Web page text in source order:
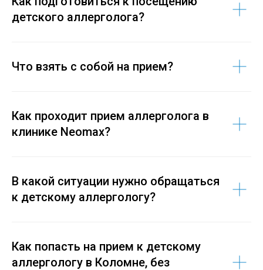
детского аллерголога?
Что взять с собой на прием?
Как проходит прием аллерголога в
клинике Neomax?
В какой ситуации нужно обращаться
к детскому аллергологу?
Как попасть на прием к детскому
аллергологу в Коломне, без